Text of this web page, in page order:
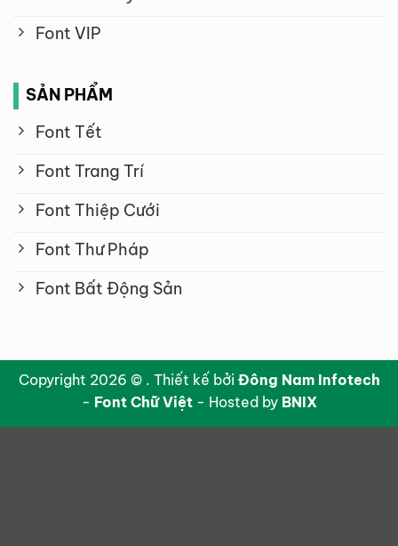
Font VIP
SẢN PHẨM
Font Tết
Font Trang Trí
Font Thiệp Cưới
Font Thư Pháp
Font Bất Động Sản
Copyright 2026 © . Thiết kế bởi Đông Nam Infotech
- Font Chữ Việt- Hosted by BNIX